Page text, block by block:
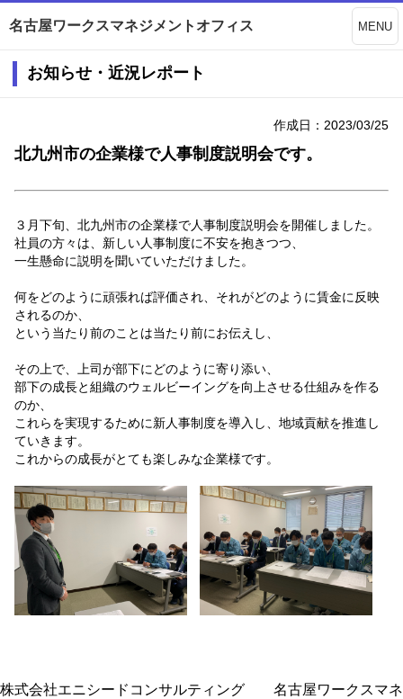
名古屋ワークスマネジメントオフィス MENU
お知らせ・近況レポート
作成日：2023/03/25
北九州市の企業様で人事制度説明会です。
３月下旬、北九州市の企業様で人事制度説明会を開催しました。
社員の方々は、新しい人事制度に不安を抱きつつ、
一生懸命に説明を聞いていただけました。
何をどのように頑張れば評価され、それがどのように賃金に反映
されるのか、
という当たり前のことは当たり前にお伝えし、
その上で、上司が部下にどのように寄り添い、
部下の成長と組織のウェルビーイングを向上させる仕組みを作る
のか、
これらを実現するために新人事制度を導入し、地域貢献を推進し
ていきます。
これからの成長がとても楽しみな企業様です。
株式会社エニシードコンサルティング 名古屋ワークスマネ